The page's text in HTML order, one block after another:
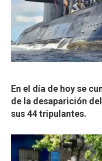
En el día de hoy se
de la desaparición
sus 44 tripulantes.